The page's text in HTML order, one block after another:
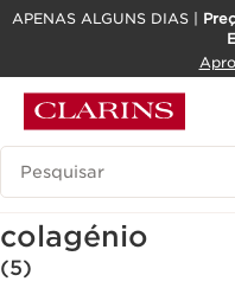
SALTAR PARA O
APENAS ALGUNS DIAS |
Pesquisar Legenda
Cremes com
colagénio
(5)